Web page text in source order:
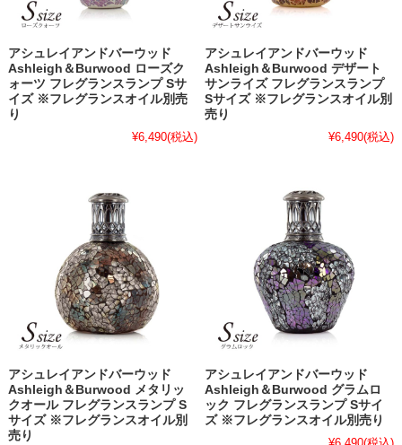
アシュレイアンドバーウッド
Ashleigh＆Burwood ローズク
ォーツ フレグランスランプ Sサ
イズ ※フレグランスオイル別売
り
¥6,490(税込)
アシュレイアンドバーウッド
Ashleigh＆Burwood デザート
サンライズ フレグランスランプ
Sサイズ ※フレグランスオイル別
売り
¥6,490(税込)
アシュレイアンドバーウッド
Ashleigh＆Burwood メタリッ
クオール フレグランスランプ S
サイズ ※フレグランスオイル別
売り
アシュレイアンドバーウッド
Ashleigh＆Burwood グラムロ
ック フレグランスランプ Sサイ
ズ ※フレグランスオイル別売り